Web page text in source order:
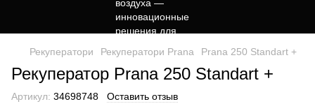
Рекуператори Рекуператори Prana Prana 250 Standart +
Рекуператор Prana 250 Standart +
Артикул: 34698748 Оставить отзыв